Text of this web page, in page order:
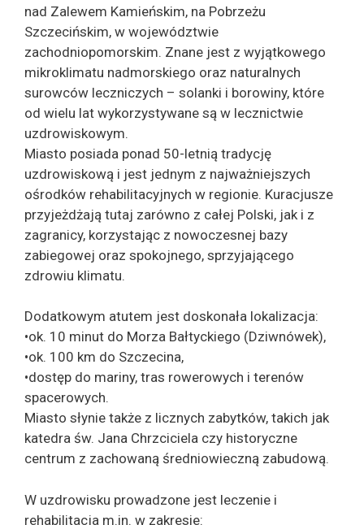
nad Zalewem Kamieńskim, na Pobrzeżu
Szczecińskim, w województwie
zachodniopomorskim. Znane jest z wyjątkowego
mikroklimatu nadmorskiego oraz naturalnych
surowców leczniczych – solanki i borowiny, które
od wielu lat wykorzystywane są w lecznictwie
uzdrowiskowym.
Miasto posiada ponad 50-letnią tradycję
uzdrowiskową i jest jednym z najważniejszych
ośrodków rehabilitacyjnych w regionie. Kuracjusze
przyjeżdżają tutaj zarówno z całej Polski, jak i z
zagranicy, korzystając z nowoczesnej bazy
zabiegowej oraz spokojnego, sprzyjającego
zdrowiu klimatu.
Dodatkowym atutem jest doskonała lokalizacja:
•ok. 10 minut do Morza Bałtyckiego (Dziwnówek),
•ok. 100 km do Szczecina,
•dostęp do mariny, tras rowerowych i terenów
spacerowych.
Miasto słynie także z licznych zabytków, takich jak
katedra św. Jana Chrzciciela czy historyczne
centrum z zachowaną średniowieczną zabudową.
W uzdrowisku prowadzone jest leczenie i
rehabilitacja m.in. w zakresie: